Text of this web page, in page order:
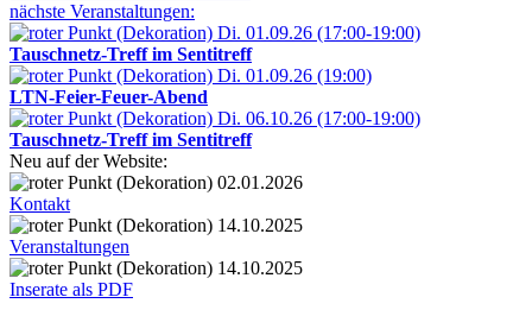
nächste Veranstaltungen:
Di. 01.09.26 (17:00-19:00)
Tauschnetz-Treff im Sentitreff
Di. 01.09.26 (19:00)
LTN-Feier-Feuer-Abend
Di. 06.10.26 (17:00-19:00)
Tauschnetz-Treff im Sentitreff
Neu auf der Website:
02.01.2026
Kontakt
14.10.2025
Veranstaltungen
14.10.2025
Inserate als PDF